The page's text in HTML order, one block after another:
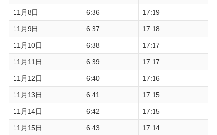
11月8日 6:36 17:19
11月9日 6:37 17:18
11月10日 6:38 17:17
11月11日 6:39 17:17
11月12日 6:40 17:16
11月13日 6:41 17:15
11月14日 6:42 17:15
11月15日 6:43 17:14